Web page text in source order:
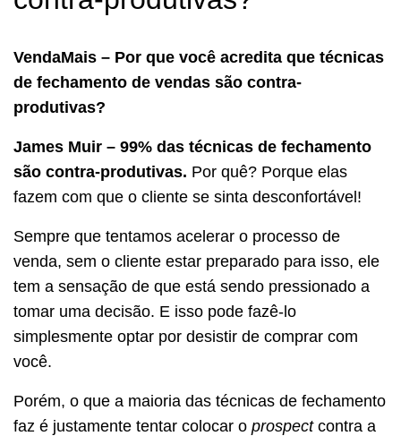
VendaMais – Por que você acredita que técnicas
de fechamento de vendas são contra-
produtivas?
James Muir – 99% das técnicas de fechamento
são contra-produtivas. Por quê? Porque elas
fazem com que o cliente se sinta desconfortável!
Sempre que tentamos acelerar o processo de
venda, sem o cliente estar preparado para isso, ele
tem a sensação de que está sendo pressionado a
tomar uma decisão. E isso pode fazê-lo
simplesmente optar por desistir de comprar com
você.
Porém, o que a maioria das técnicas de fechamento
faz é justamente tentar colocar o prospectcontra a